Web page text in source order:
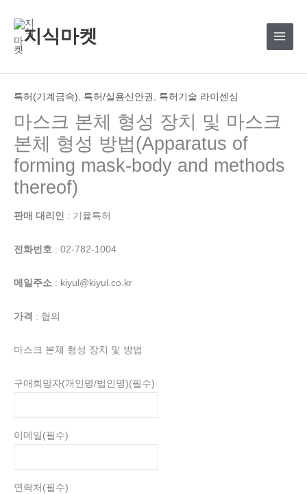
건
지식마켓
특허(기계금속), 특허/실용신안권 , 특허기술 라이센싱
마스크 본체 형성 장치 및 마스크
본체 형성 방법(Apparatus of
forming mask-body and methods
thereof)
판매 대리인 : 기율특허
전화번호 : 02-782-1004
메일주소 : kiyul@kiyul.co.kr
가격 : 협의
마스크 본체 형성 장치 및 방법
구매희망자(개인명/법인명)(필수)
이메일 (필수)
연락처 (필수)